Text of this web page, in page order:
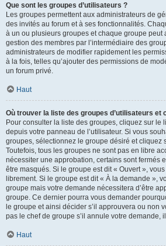
Que sont les groupes d’utilisateurs ?
Les groupes permettent aux administrateurs de
des invités au forum et à ses fonctionnalités.
à un ou plusieurs groupes et chaque groupe peut
gestion des membres par l’intermédiaire des
administrateurs de modifier rapidement les
à la fois, telles qu’ajouter des permissions de
un forum privé.
Haut
Où trouver la liste des groupes d’utilisateurs et
Pour consulter la liste des groupes, cliquez sur le
depuis votre panneau de l’utilisateur. Si vous
groupes, sélectionnez le groupe désiré et cliquez
Toutefois, tous les groupes ne sont pas en libre
nécessiter une approbation, certains sont fermés
être masqués. Si le groupe est dit « Ouvert »,
librement. Si le groupe est dit « À la demande »,
groupe mais votre demande nécessitera d’être
groupe. Ce dernier pourra vous demander
le groupe et ainsi décider s’il approuvera ou non
pas le chef de groupe s’il annule votre demande,
Haut